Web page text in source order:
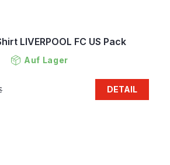
LIVERPOOL FC US Pack
Auf Lager
DETAIL